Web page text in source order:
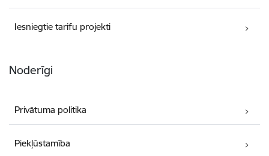
Iesniegtie tarifu projekti
Noderīgi
Privātuma politika
Piekļūstamība